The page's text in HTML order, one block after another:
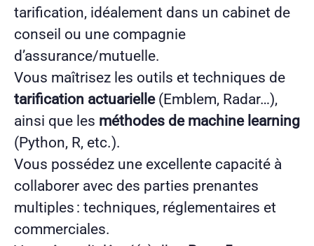
tarification, idéalement dans un cabinet de
conseil ou une compagnie
d’assurance/mutuelle.
Vous maîtrisez les outils et techniques de
tarification actuarielle(Emblem, Radar…),
ainsi que les méthodes de machine learning
(Python, R, etc.).
Vous possédez une excellente capacité à
collaborer avec des parties prenantes
multiples : techniques, réglementaires et
commerciales.